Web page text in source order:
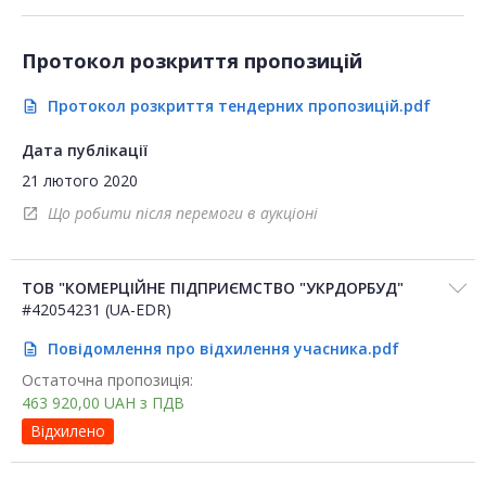
Протокол розкриття пропозицій
description Протокол розкриття тендерних пропозицій.pdf
Дата публікації
21 лютого 2020
open_in_new Що робити після перемоги в аукціоні
ТОВ "КОМЕРЦІЙНЕ ПІДПРИЄМСТВО "УКРДОРБУД"
#42054231 (UA-EDR)
description
Повідомлення про відхилення учасника.pdf
Остаточна пропозиція:
463 920,00 UAH з ПДВ
Відхилено